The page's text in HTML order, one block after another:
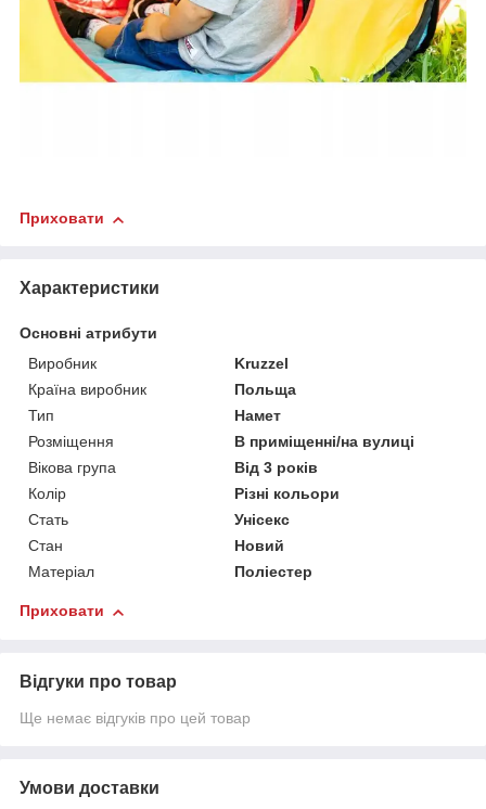
Приховати
Характеристики
Основні атрибути
Виробник
Kruzzel
Країна виробник
Польща
Тип
Намет
Розміщення
В приміщенні/на вулиці
Вікова група
Від 3 років
Колір
Різні кольори
Стать
Унісекс
Стан
Новий
Матеріал
Поліестер
Приховати
Відгуки про товар
Ще немає відгуків про цей товар
Умови доставки